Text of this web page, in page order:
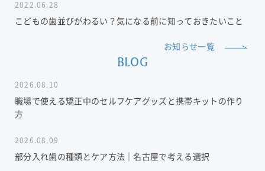
2022.06.28
こどもの歯並びがわるい？気になる前に知っておきたいこと
お知らせ一覧
BLOG
2026.08.10
職場で使える矯正中のセルフケアグッズと携帯キットの作り
方
2026.08.09
部分入れ歯の種類とケア方法｜名古屋で考える選択